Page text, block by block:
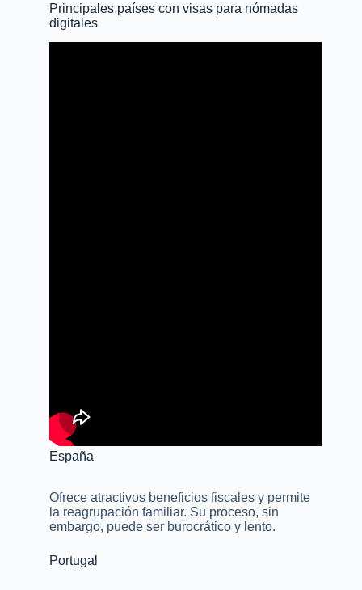
Principales países con visas para nómadas
digitales
España
Ofrece atractivos beneficios fiscales y permite
la reagrupación familiar. Su proceso, sin
embargo, puede ser burocrático y lento.
Portugal